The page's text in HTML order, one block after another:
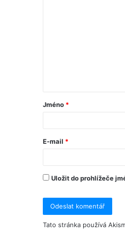
Jméno *
E-mail *
Uložit do prohlížeče
Tato stránka používá